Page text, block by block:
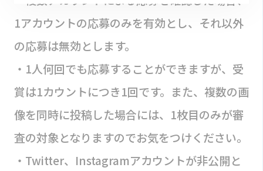
1アカウントの応募のみを有効とし、それ以外
の応募は無効とします。
・1人何回でも応募することができますが、受
賞は1カウントにつき1回です。また、複数の画
像を同時に投稿した場合には、1枚目のみが審
査の対象となりますのでお気をつけください。
・Twitter、Instagramアカウントが非公開と